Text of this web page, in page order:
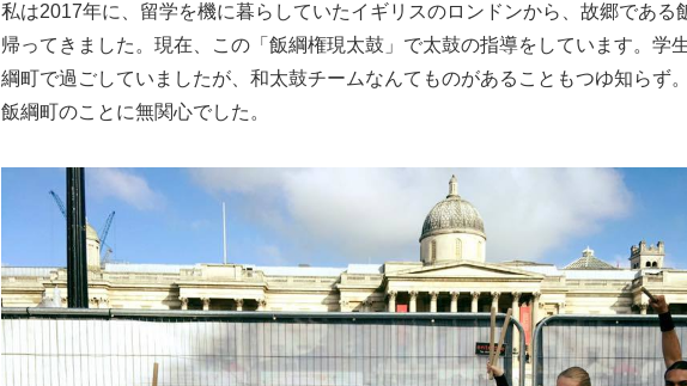
私は2017年に、留学を機に暮らしていたイギリスのロンドンから、故郷である
帰ってきました。現在、この「飯綱権現太鼓」で太鼓の指導をしています。学
綱町で過ごしていましたが、和太鼓チームなんてものがあることもつゆ知らず
飯綱町のことに無関心でした。